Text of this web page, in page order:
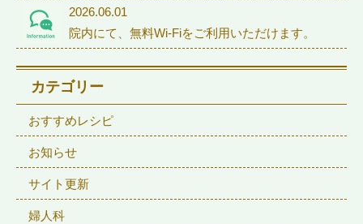
2026.06.01
院内にて、無料Wi-Fiをご利用いただけます。
カテゴリー
おすすめレシピ
お知らせ
サイト更新
婦人科